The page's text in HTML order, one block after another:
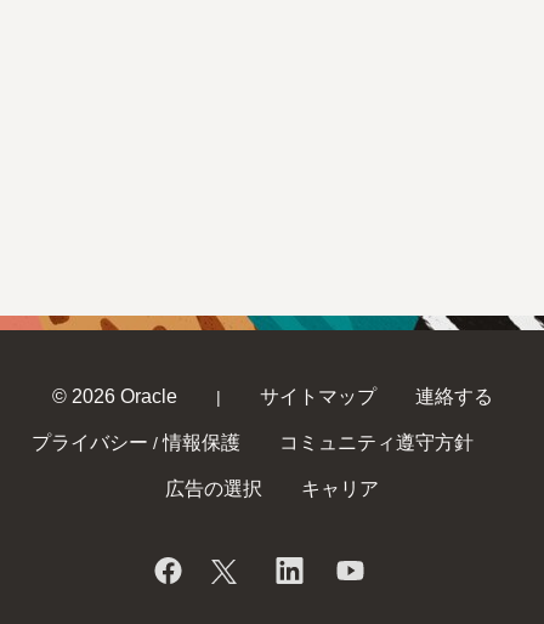
© 2026 Oracle | サイトマップ 連絡する
プライバシー / 情報保護 コミュニティ遵守方針
広告の選択 キャリア